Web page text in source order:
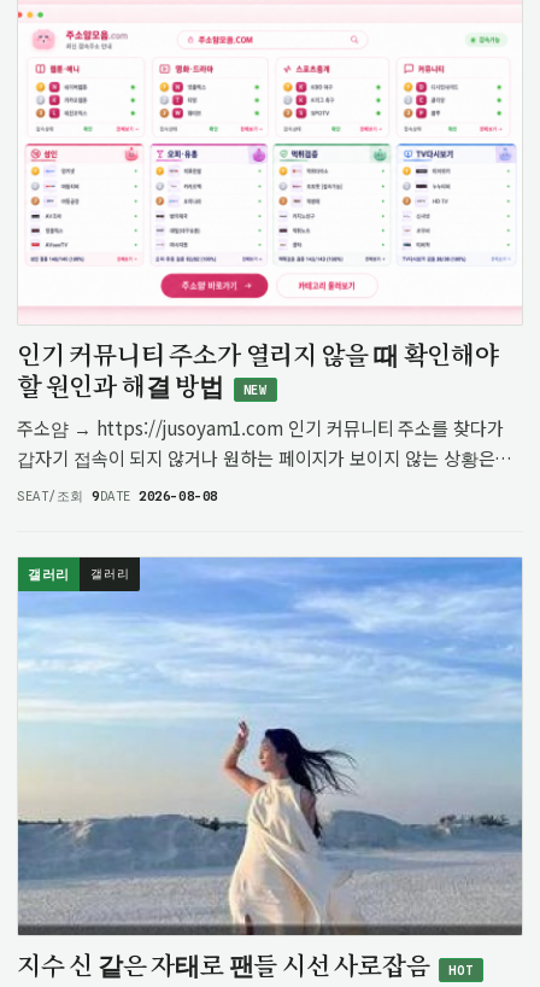
인기 커뮤니티 주소가 열리지 않을 때 확인해야
할 원인과 해결 방법
NEW
주소얌 → https://jusoyam1.com 인기 커뮤니티 주소를 찾다가
갑자기 접속이 되지 않거나 원하는 페이지가 보이지 않는 상황은
생각보다 자주 발생합니다. 검색을 통해 찾은 링크를 눌렀는데
SEAT/조회9DATE2026-08-08
갤러리 갤러리
지수 신 같은 자태로 팬들 시선 사로잡음 HOT